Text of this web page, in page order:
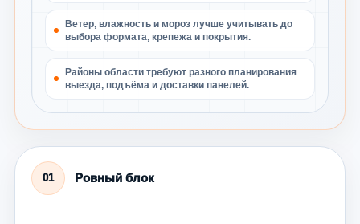
Ветер, влажность и мороз лучше учитывать до
выбора формата, крепежа и покрытия.
Районы области требуют разного планирования
выезда, подъёма и доставки панелей.
01 Ровный блок